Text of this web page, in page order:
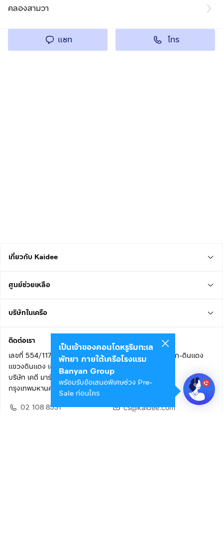
คลองสามวา
แชท โทร
เกี่ยวกับ Kaidee
ศูนย์ช่วยเหลือ
บริษัทในเครือ
ติดต่อเรา
เลขที่ 554/117 อาคารสกายไนน์ เซ็นเตอร์ ชั้น 22 ถนนอโศก-ดินแดง
แขวงดินแดง เขตดินแดง
บริษัท เคดี มาร์เก็ตเพลส จำกัด (สำนักงานใหญ่)
กรุงเทพมหานคร 10400
02 108 8531
cs@kaidee.com
เป็นเจ้าของคอนโดหรูริมทะเล
พัทยา ภายใต้เครือโรงแรม
Banyan Group
พร้อมรับข้อเสนอพิเศษช่วง Pre-
Sale ก่อนใคร